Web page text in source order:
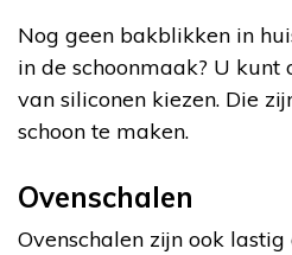
Nog geen bakblikken in
in de schoonmaak? U
van siliconen kiezen. Die
schoon te maken.
Ovenschalen
Ovenschalen zijn ook